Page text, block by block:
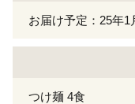
お届け予定：25年
つけ麺 4食